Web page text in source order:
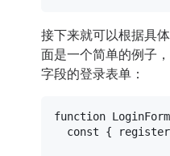
接下来就可以根据具
面是一个简单的例子
字段的登录表单：
function LoginForm
const {